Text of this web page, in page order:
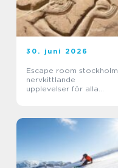
30. juni 2026
Escape room stockholm
nervkittlande
upplevelser för alla